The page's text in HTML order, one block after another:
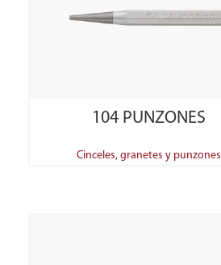
104 PUNZONES
Cinceles, granetes y punzones